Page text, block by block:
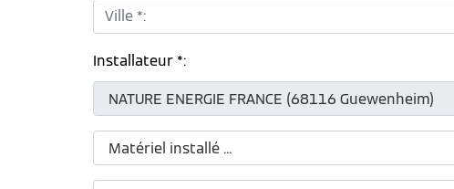
Ville *:
Installateur *: